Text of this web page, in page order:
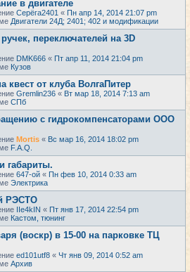
в двигателе
Серёга2401 « Пн апр 14, 2014 21:07 pm
Двигатели 24Д; 2401; 402 и модификации
переключателей на 3D
DMK666 « Пт апр 11, 2014 21:04 pm
Кузов
квест от клуба ВолгаПитер
Gremlin236 « Вт мар 18, 2014 7:13 am
СПб
с гидрокомпенсаторами ООО
Mortis « Вс мар 16, 2014 18:02 pm
F.A.Q.
габариты.
647-ой « Пн фев 10, 2014 0:33 am
Электрика
РЭСТО
IIe4kIN « Пт янв 17, 2014 22:54 pm
Кастом, тюнинг
(воскр) в 15-00 на парковке ТЦ
ed101utf8 « Чт янв 09, 2014 0:52 am
Архив